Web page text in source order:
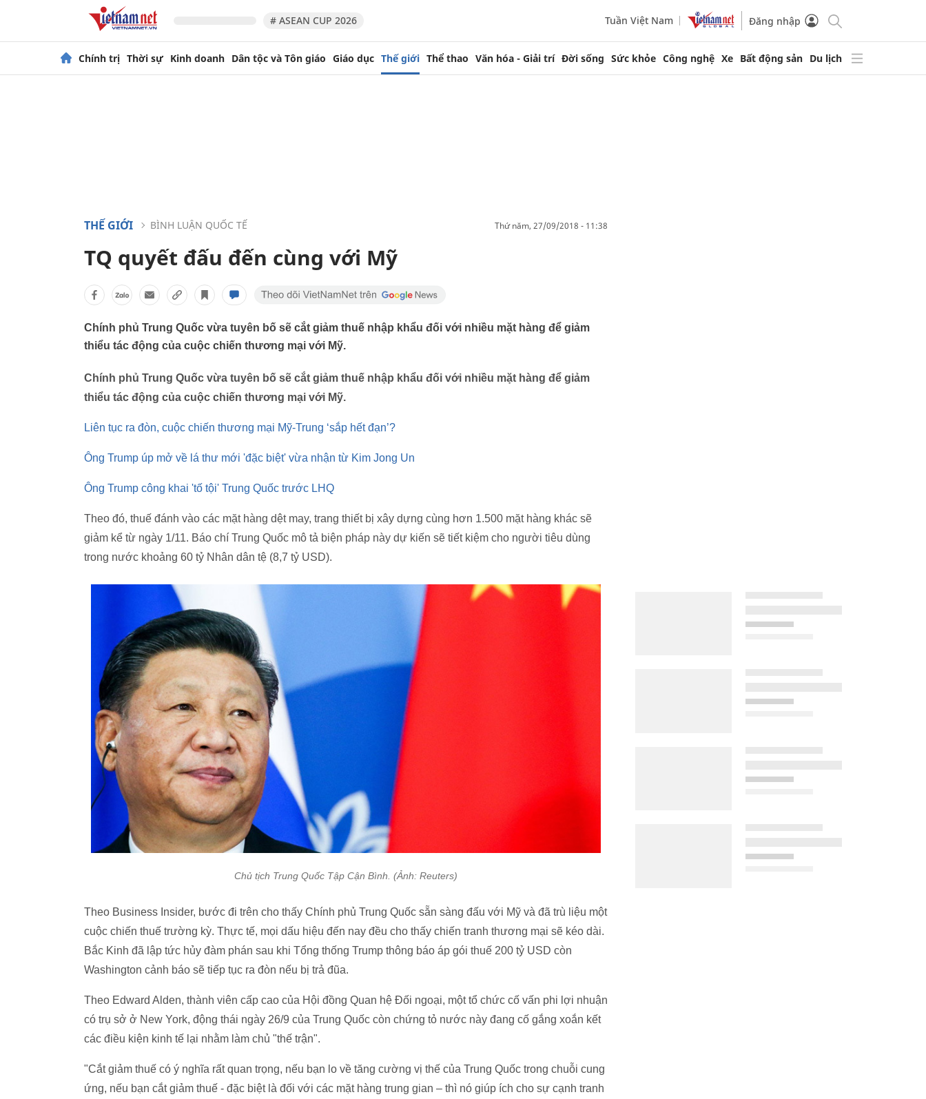
# ASEAN CUP 2026 Tuần Việt Nam Đăng nhập
Chính trị Thời sự Kinh doanh Dân tộc và Tôn giáo Giáo dục Thế giới Thể thao Văn hóa - Giải trí Đời sống Sức khỏe Công nghệ Xe Bất động sản Du lịch
THẾ GIỚI BÌNH LUẬN QUỐC TẾ thứ năm, 27/09/2018 - 11:38
TQ quyết đấu đến cùng với Mỹ
Chính phủ Trung Quốc vừa tuyên bố sẽ cắt giảm thuế nhập khẩu đối với nhiều mặt hàng để giảm
thiểu tác động của cuộc chiến thương mại với Mỹ.
Chính phủ Trung Quốc vừa tuyên bố sẽ cắt giảm thuế nhập khẩu đối với nhiều mặt hàng để giảm
thiểu tác động của cuộc chiến thương mại với Mỹ.
Liên tục ra đòn, cuộc chiến thương mại Mỹ-Trung ‘sắp hết đạn’?
Ông Trump úp mở về lá thư mới 'đặc biệt' vừa nhận từ Kim Jong Un
Ông Trump công khai 'tố tội' Trung Quốc trước LHQ
Theo đó, thuế đánh vào các mặt hàng dệt may, trang thiết bị xây dựng cùng hơn 1.500 mặt hàng khác sẽ
giảm kể từ ngày 1/11. Báo chí Trung Quốc mô tả biện pháp này dự kiến sẽ tiết kiệm cho người tiêu dùng
trong nước khoảng 60 tỷ Nhân dân tệ (8,7 tỷ USD).
Chủ tịch Trung Quốc Tập Cận Bình. (Ảnh: Reuters)
Theo Business Insider, bước đi trên cho thấy Chính phủ Trung Quốc sẵn sàng đấu với Mỹ và đã trù liệu một
cuộc chiến thuế trường kỳ. Thực tế, mọi dấu hiệu đến nay đều cho thấy chiến tranh thương mại sẽ kéo dài.
Bắc Kinh đã lập tức hủy đàm phán sau khi Tổng thống Trump thông báo áp gói thuế 200 tỷ USD còn
Washington cảnh báo sẽ tiếp tục ra đòn nếu bị trả đũa.
Theo Edward Alden, thành viên cấp cao của Hội đồng Quan hệ Đối ngoại, một tổ chức cố vấn phi lợi nhuận
có trụ sở ở New York, động thái ngày 26/9 của Trung Quốc còn chứng tỏ nước này đang cố gắng xoắn kết
các điều kiện kinh tế lại nhằm làm chủ "thế trận".
"Cắt giảm thuế có ý nghĩa rất quan trọng, nếu bạn lo về tăng cường vị thế của Trung Quốc trong chuỗi cung
ứng, nếu bạn cắt giảm thuế - đặc biệt là đối với các mặt hàng trung gian – thì nó giúp ích cho sự cạnh tranh